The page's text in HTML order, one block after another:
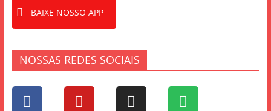
BAIXE NOSSO APP
NOSSAS REDES SOCIAIS